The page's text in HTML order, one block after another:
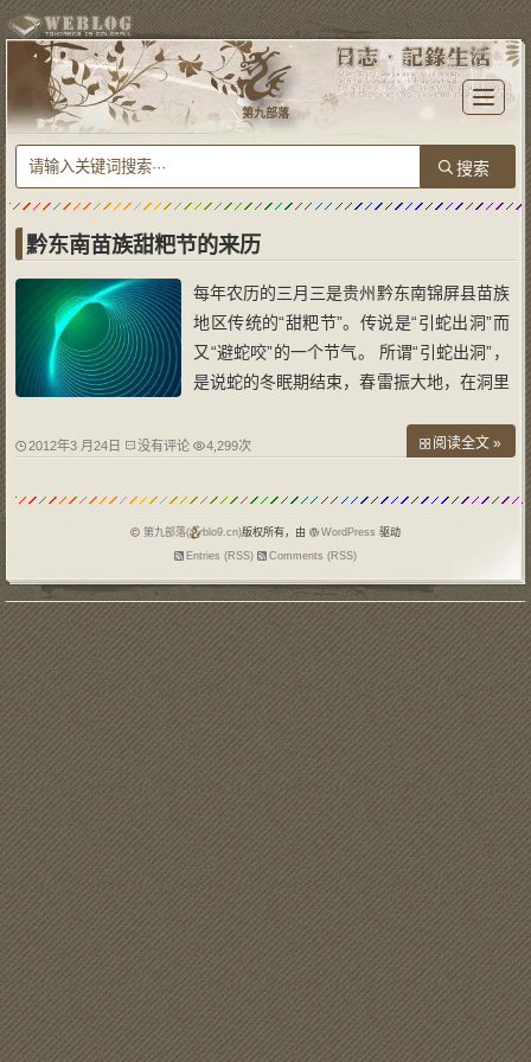
T
o
l
e
n
i
n
第九部落
黔东南苗族甜粑节的来历
每年农历的三月三是贵州黔东南锦屏县苗族
地区传统的“甜粑节”。传说是“引蛇出洞”而
又“避蛇咬”的一个节气。 所谓“引蛇出洞”，
是说蛇的冬眠期结束，春雷振大地，在洞里
这天开始出洞。为此，三月三到来之前，苗
将甜藤冲烂滤水泡糯米，将米磨成粉
2012年3 月24日 没有评论 4,299次 阅读全文 »
第九部落( blo9.cn)版权所有，由 WordPress 驱动
Entries (RSS)
Comments (RSS)